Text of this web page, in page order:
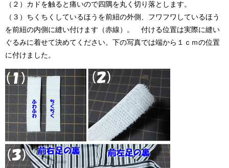
（２）カドを触ると痛いので四隅を丸く切り落とします。
（３）ちくちくしているほうを前紐の外側、フワフワしているほう
を前紐の内側に縫い付けます（赤線）。 付ける位置は実際に縫い
ぐるみに着せて決めてください。下の写真では端から１ｃｍの位置
に付けました。